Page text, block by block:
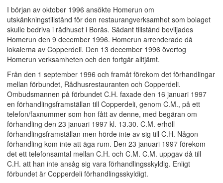
I början av oktober 1996 ansökte Homerun om
utskänkningstillstånd för den restaurangverksamhet som bolaget
skulle bedriva i rådhuset i Borås. Sådant tillstånd beviljades
Homerun den 9 december 1996. Homerun arrenderade då
lokalerna av Copperdeli. Den 13 december 1996 övertog
Homerun verksamheten och den fortgår alltjämt.
Från den 1 september 1996 och framåt förekom det förhandlingar
mellan förbundet, Rådhusrestauranten och Copperdeli.
Ombudsmannen på förbundet C.H. faxade den 16 januari 1997
en förhandlingsframställan till Copperdeli, genom C.M., på ett
telefon/faxnummer som hon fått av denne, med begäran om
förhandling den 23 januari 1997 kl. 13.30. C.M. erhöll
förhandlingsframställan men hörde inte av sig till C.H. Någon
förhandling kom inte att äga rum. Den 23 januari 1997 förekom
det ett telefonsamtal mellan C.H. och C.M. C.M. uppgav då till
C.H. att han inte ansåg sig vara förhandlingsskyldig. Enligt
förbundet är Copperdeli förhandlingsskyldigt.